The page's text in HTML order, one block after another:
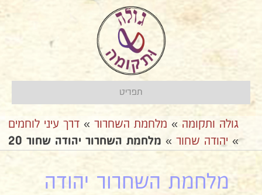
תפריט
גולה ותקומה » מלחמת השחרור » דרך עיני לוחמים
» יהודה שחור » מלחמת השחרור יהודה שחור 20
מלחמת השחרור יהודה